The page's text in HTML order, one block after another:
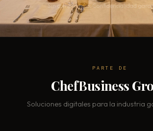
Sin compromiso. Confidencialidad
PARTE DE
ChefBusiness
Soluciones digitales para la industria